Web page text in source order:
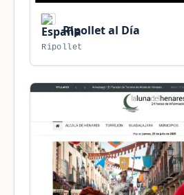
Ripollet al Día
Ripollet